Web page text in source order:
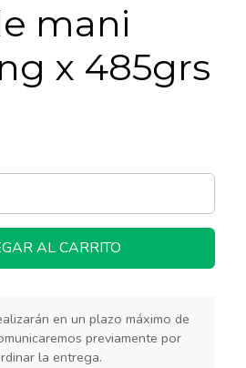
mani
x 485grs
AL CARRITO
en un plazo máximo de
previamente por
la entrega.